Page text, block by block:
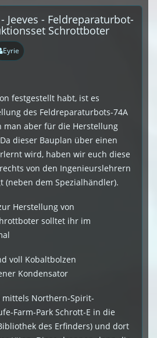
Jeeves - Feldreparaturbot-
Schrottboter
Eyrie
festgestellt habt, ist es
des Feldreparaturbots-74A
man aber für die Herstellung
dieser Bauplan über einen
wird, haben wir euch diese
von den Ingenieurslehrern
(neben dem Spezialhändler).
Herstellung von
solltet ihr im
voll Kobaltbolzen
Kondensator
Northern-Spirit-
Farm-Park Schrott-E in die
des Erfinders) und dort